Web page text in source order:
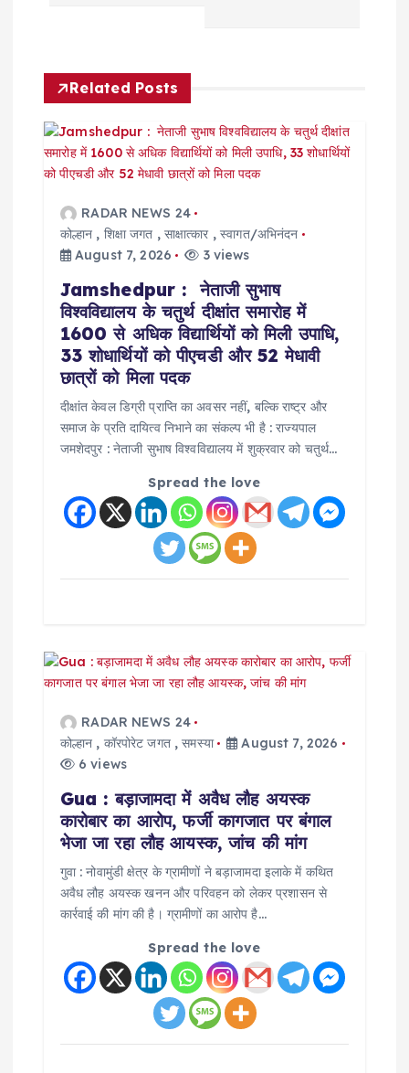
v
g
Related Posts
RADAR NEWS 24
कोल्हान , शिक्षा जगत , साक्षात्कार ,स्वागत/अभिनंदन
August 7, 2026
3 views
Jamshedpur : नेताजी सुभाष
विश्वविद्यालय के चतुर्थ दीक्षांत समारोह में
1600 से अधिक विद्यार्थियों को मिली उपाधि,
33 शोधार्थियों को पीएचडी और 52 मेधावी
छात्रों को मिला पदक
दीक्षांत केवल डिग्री प्राप्ति का अवसर नहीं, बल्कि राष्ट्र और
समाज के प्रति दायित्व निभाने का संकल्प भी है : राज्यपाल
जमशेदपुर : नेताजी सुभाष विश्वविद्यालय में शुक्रवार को चतुर्थ…
Spread the love
RADAR NEWS 24
कोल्हान , कॉरपोरेट जगत,समस्या
August 7, 2026
6 views
Gua : बड़ाजामदा में अवैध लौह अयस्क
कारोबार का आरोप, फर्जी कागजात पर बंगाल
भेजा जा रहा लौह आयस्क, जांच की मांग
गुवा : नोवामुंडी क्षेत्र के ग्रामीणों ने बड़ाजामदा इलाके में कथित
अवैध लौह अयस्क खनन और परिवहन को लेकर प्रशासन से
कार्रवाई की मांग की है। ग्रामीणों का आरोप है…
Spread the love